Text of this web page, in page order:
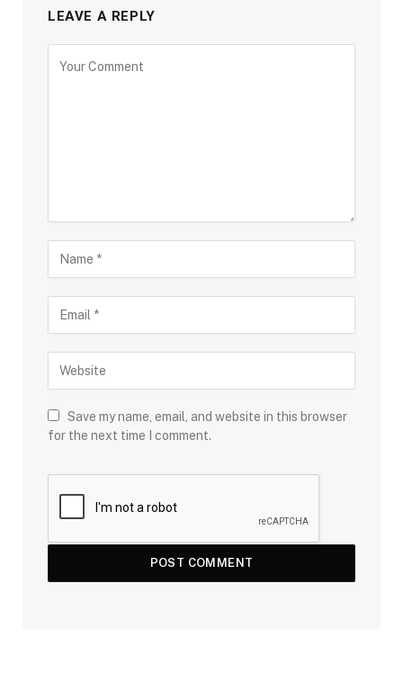
LEAVE A REPLY
Save my name, email, and website in this browser
for the next time I comment.